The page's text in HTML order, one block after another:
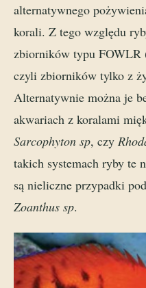
alternatywnego
korali. Z tego względu
zbiorników typu
czyli zbiorników tylko z
Alternatywnie można je
akwariach z koralami
Sarcophyton sp, czy
takich systemach ryby te
są nieliczne przypadki
Zoanthus sp.